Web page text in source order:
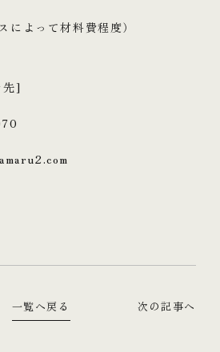
によって材料費程度）
先]
一覧へ戻る 次の記事へ